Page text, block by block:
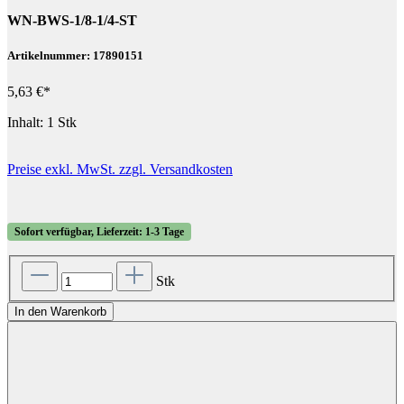
WN-BWS-1/8-1/4-ST
Artikelnummer: 17890151
5,63 €*
Inhalt: 1 Stk
Preise exkl. MwSt. zzgl. Versandkosten
Sofort verfügbar, Lieferzeit: 1-3 Tage
Stk
In den Warenkorb